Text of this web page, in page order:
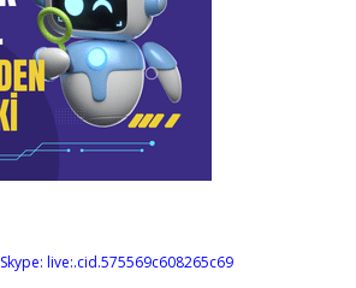
Skype: live:.cid.575569c608265c69